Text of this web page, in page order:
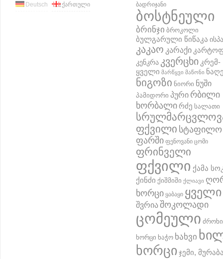
Deutsch ქართული ბადრიჯანი
ბოსტნეული
ბრინჯი ბროკოლი
ბულგარული წიწაკა
კაკაო კარაქი
კენკრა კვერცხი კრემ-
ყველი მარწყვი მაწონი
ნიგოზი ნიორი ნუში
პამიდორი პური რბილი
ხორბალირძე სალათი
ფქვილი სტაფილო
ფარში ფენოვანი ცომი
ფრინველი
ფქვილი ქამა
ქინძი ქიშმიში ქლიავი
ხორცი ყაბაყი ყველი
შვრიაშოკოლადი
ცომეული
ხორცი ხაჭო ხახვი
ხორცი ჯემი,